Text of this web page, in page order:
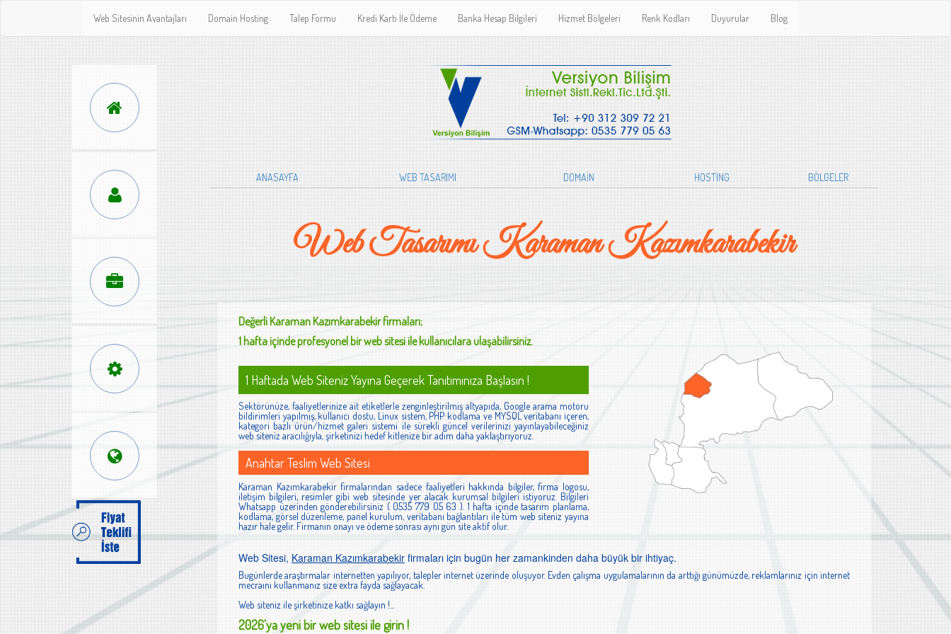
Web Sitesinin Avantajları Domain Hosting Talep Formu Kredi Kartı İle Ödeme Banka Hesap Bilgileri Hizmet Bölgeleri Renk Kodları Duyurular Blog
ANASAYFA WEB TASARIMI DOMAİN HOSTİNG BÖLGELER
Web Tasarımı Karaman Kazımkarabekir
DeğerliKaraman Kazımkarabekirfirmaları;
1 hafta içinde profesyonel bir web sitesi ile kullanıcılara ulaşabilirsiniz.
1 Haftada Web Siteniz Yayına Geçerek Tanıtımınıza Başlasın !
Sektörünüze, faaliyetlerinize ait etiketlerle zenginleştirilmiş altyapıda, Google arama motoru
bildirimleri yapılmış, kullanıcı dostu, Linux sistem, PHP kodlama ve MYSQL veritabanı içeren,
kategori bazlı ürün/hizmet galeri sistemi ile sürekli güncel verilerinizi yayınlayabileceğiniz
web siteniz aracılığıyla, şirketinizi hedef kitlenize bir adım daha yaklaştırıyoruz.
Anahtar Teslim Web Sitesi
Karaman Kazımkarabekir firmalarından sadece faaliyetleri hakkında bilgiler, firma logosu,
iletişim bilgileri, resimler gibi web sitesinde yer alacak kurumsal bilgileri istiyoruz. Bilgileri
Whatsapp üzerinden gönderebilirsiniz ( 0535 779 05 63 ). 1 hafta içinde tasarım planlama,
kodlama, görsel düzenleme, panel kurulum, veritabanı bağlantıları ile tüm web siteniz yayına
hazır hale gelir. Firmanın onayı ve ödeme sonrası aynı gün site aktif olur.
Web Sitesi,Karaman Kazımkarabekirfirmaları için bugün her zamankinden daha büyük bir ihtiyaç.
Bugünlerde araştırmalar internetten yapılıyor, talepler internet üzerinde oluşuyor. Evden çalışma uygulamalarının da arttığı günümüzde, reklamlarınız için internet
mecraını kullanmanız size extra fayda sağlayacak.
Web siteniz ile şirketinize katkı sağlayın !...
2026'ya yeni bir web sitesi ile girin !